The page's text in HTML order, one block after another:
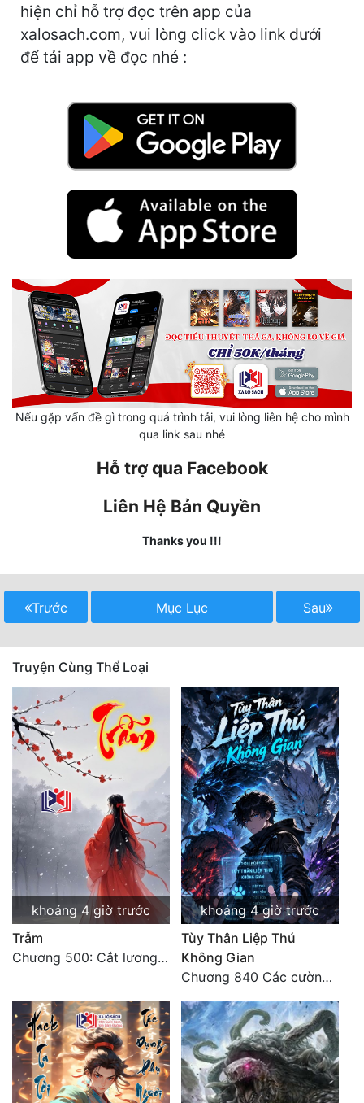
Hài Hước
Hệ Thống
Khoa Huyễn Không Gian
Linh Dị
Làm Giàu
Lịch Sử
Mưu Mô
Nữ Phụ
Phương Tây
Phản Phái
Quan Trường
Quân Sự
Sảng Văn
Sắc
Sủng
Thanh Xuân
Tiên Hiệp
Tiểu Thuyết
Triều Đấu
Trùng Sinh
Trọng Sinh
hiện chỉ hỗ trợ đọc trên app của
xalosach.com, vui lòng click vào link dưới
để tải app về đọc nhé :
Nếu gặp vấn đề gì trong quá trình tải, vui lòng liên hệ cho mình
qua link sau nhé
Hỗ trợ qua Facebook
Liên Hệ Bản Quyền
Thanks you !!!
Trước Mục Lục Sau
Truyện Cùng Thể Loại
khoảng 4 giờ trước
Trẫm
Chương 500: Cắt lương thực là có thể thu hồi Macao (1)
khoảng 4 giờ trước
Tùy Thân Liệp Thú
Không Gian
Chương 840 Các cường giả Hằng Tinh cấp khác đâu?